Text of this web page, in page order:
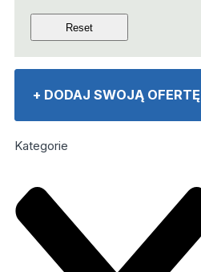
+ DODAJ SWOJĄ OFERTĘ
Kategorie